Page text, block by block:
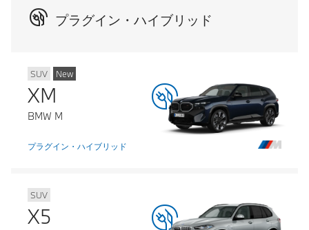
プラグイン・ハイブリッド
SUV New
XM
BMW M
プラグイン・ハイブリッド
SUV
X5